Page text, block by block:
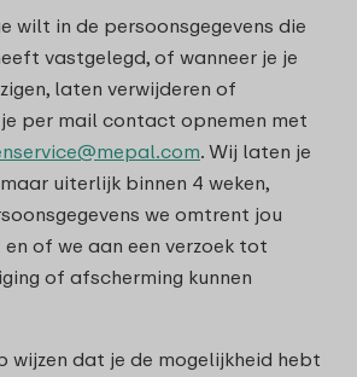
wilt in de persoonsgegevens die
vastgelegd, of wanneer je je
laten verwijderen of
per mail contact opnemen met
. Wij laten je
uiterlijk binnen 4 weken,
we omtrent jou
of we aan een verzoek tot
of afscherming kunnen
wijzen dat je de mogelijkheid hebt